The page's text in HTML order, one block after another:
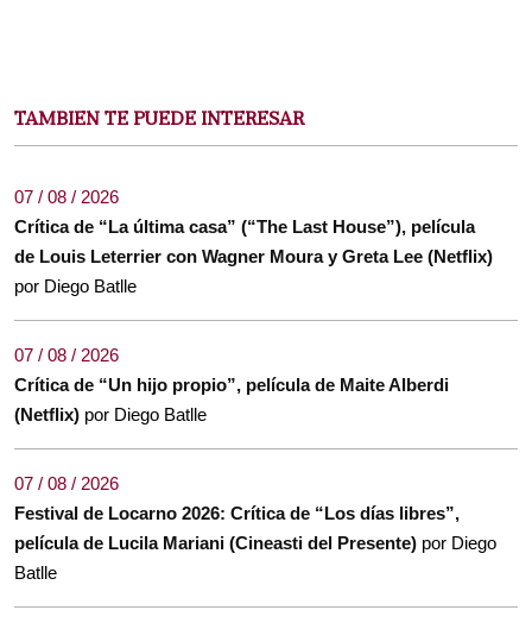
TAMBIEN TE PUEDE INTERESAR
07 / 08 / 2026
Crítica de “La última casa” (“The Last House”), película
de Louis Leterrier con Wagner Moura y Greta Lee (Netflix)
por Diego Batlle
07 / 08 / 2026
Crítica de “Un hijo propio”, película de Maite Alberdi
(Netflix) por Diego Batlle
07 / 08 / 2026
Festival de Locarno 2026: Crítica de “Los días libres”,
película de Lucila Mariani (Cineasti del Presente) por Diego
Batlle